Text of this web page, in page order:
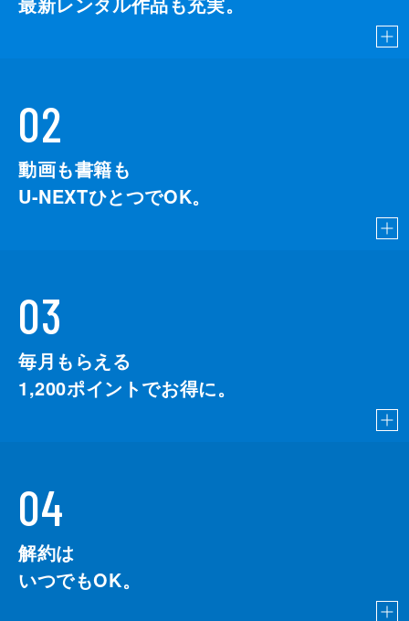
02
動画も書籍も
U-NEXTひとつでOK。
03
毎月もらえる
1,200ポイントでお得に。
04
解約は
いつでもOK。